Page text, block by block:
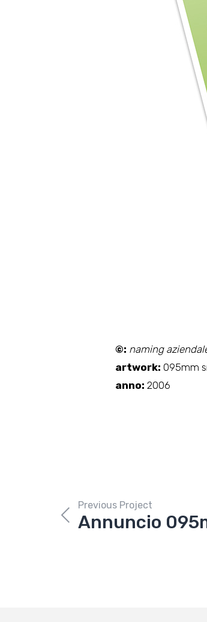
©: naming
artwork: 095mm
anno: 2006
Previous Project
Annuncio